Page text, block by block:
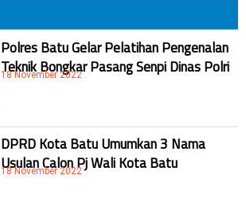
Polres Batu Gelar Pelatihan Pengenalan
Teknik Bongkar Pasang Senpi Dinas Polri
18 November 2022
DPRD Kota Batu Umumkan 3 Nama
Usulan Calon Pj Wali Kota Batu
18 November 2022